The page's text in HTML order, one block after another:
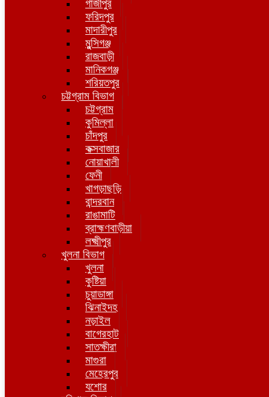
গাজীপুর
ফরিদপুর
মাদারীপুর
মুন্সিগঞ্জ
রাজবাড়ী
মানিকগঞ্জ
শরিয়তপুর
চট্টগ্রাম বিভাগ
চট্টগ্রাম
কুমিল্লা
চাঁদপুর
কক্সবাজার
নোয়াখালী
ফেনী
খাগড়াছড়ি
বান্দরবান
রাঙামাটি
ব্রাহ্মণবাড়ীয়া
লক্ষ্মীপুর
খুলনা বিভাগ
খুলনা
কুষ্টিয়া
চুয়াডাঙ্গা
ঝিনাইদহ
নড়াইল
বাগেরহাট
সাতক্ষীরা
মাগুরা
মেহেরপুর
যশোর